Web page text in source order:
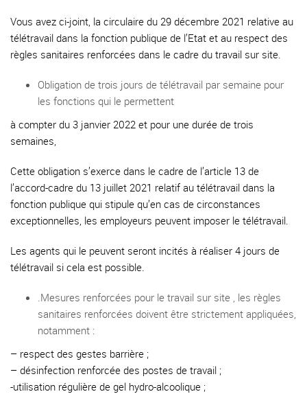
Vous avez ci-joint, la circulaire du 29 décembre 2021 relative au
télétravail dans la fonction publique de l’Etat et au respect des
règles sanitaires renforcées dans le cadre du travail sur site.
Obligation de trois jours de télétravail par semaine pour
les fonctions qui le permettent
à compter du 3 janvier 2022 et pour une durée de trois
semaines,
Cette obligation s’exerce dans le cadre de l’article 13 de
l’accord-cadre du 13 juillet 2021 relatif au télétravail dans la
fonction publique qui stipule qu’en cas de circonstances
exceptionnelles, les employeurs peuvent imposer le télétravail.
Les agents qui le peuvent seront incités à réaliser 4 jours de
télétravail si cela est possible.
.Mesures renforcées pour le travail sur site , les règles
sanitaires renforcées doivent être strictement appliquées,
notamment :
– respect des gestes barrière ;
– désinfection renforcée des postes de travail ;
-utilisation régulière de gel hydro-alcoolique ;